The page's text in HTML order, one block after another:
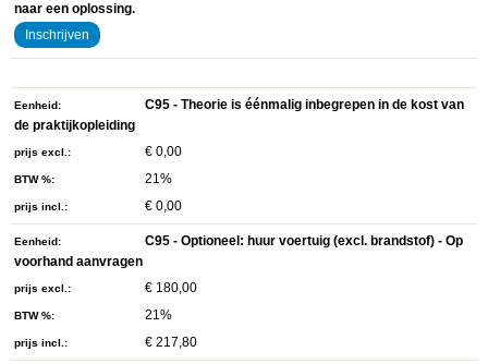
naar een oplossing.
Inschrijven
Eenheid
C95 - Theorie is éénmalig inbegrepen in de kost van
de praktijkopleiding
prijs excl. € 0,00
BTW % 21%
prijs incl. € 0,00
Eenheid
C95 - Optioneel: huur voertuig (excl. brandstof) - Op
voorhand aanvragen
prijs excl. € 180,00
BTW % 21%
prijs incl. € 217,80